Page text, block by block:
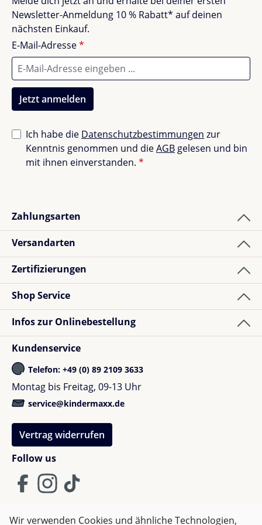
Erfahrungen mit anderen.
Newsletter-Anmeldung 10 % Rabatt* auf deinen
nächsten Einkauf.
E-Mail-Adresse*
Jetzt anmelden
Ich habe die Datenschutzbestimmungen zur
Kenntnis genommen und dieAGB gelesen und bin
mit ihnen einverstanden. *
Zahlungsarten
Versandarten
Zertifizierungen
Follow us
Shop Service
Infos zur Onlinebestellung
Kundenservice
Telefon: +49 (0) 89 2109 3633
Montag bis Freitag, 09-13 Uhr
service@kindermaxx.de
Vertrag widerrufen
Wir verwenden Cookies und ähnliche Technologien,